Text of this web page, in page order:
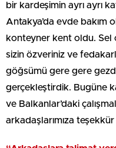
bir kardeşimin ayrı ayrı
Antakya’da evde bakım
konteyner kent oldu. Sel
sizin özveriniz ve
göğsümü gere gere
gerçekleştirdik. Bugüne
ve Balkanlar’daki
arkadaşlarımıza